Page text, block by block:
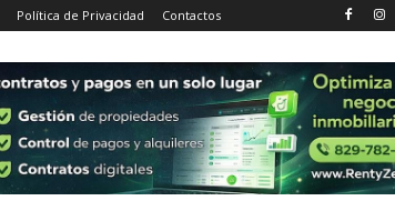
Política de Privacidad Contactos